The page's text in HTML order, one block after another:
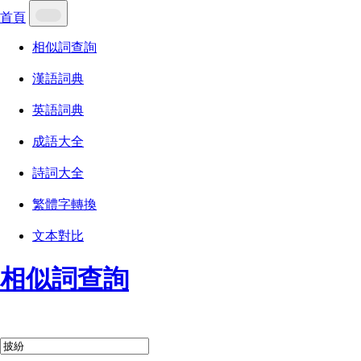
首頁
相似詞查詢
漢語詞典
英語詞典
成語大全
詩詞大全
繁體字轉換
文本對比
相似詞查詢